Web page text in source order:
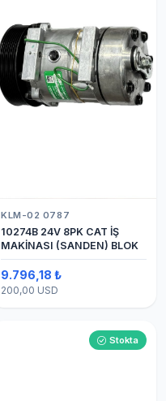
KLM-02 0787
10274B 24V 8PK CAT İŞ
MAKİNASI (SANDEN) BLOK
9.796,18 ₺
200,00 USD
Stokta